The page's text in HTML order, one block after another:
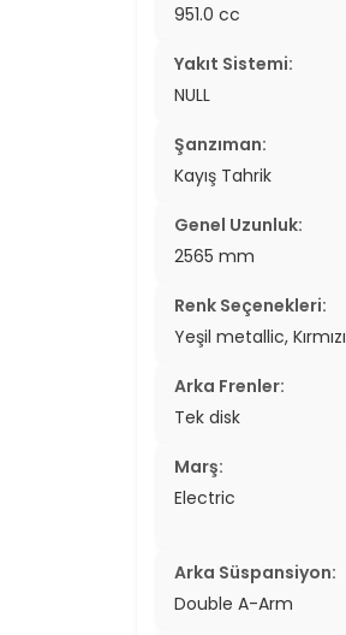
951.0 cc
Yakıt Sistemi:
NULL
Şanzıman:
Kayış Tahrik
Genel Uzunluk:
2565 mm
Renk Seçenekleri:
Yeşil metallic,
Arka Frenler:
Tek disk
Marş:
Electric
Arka Süspansiyon:
Double A-Arm